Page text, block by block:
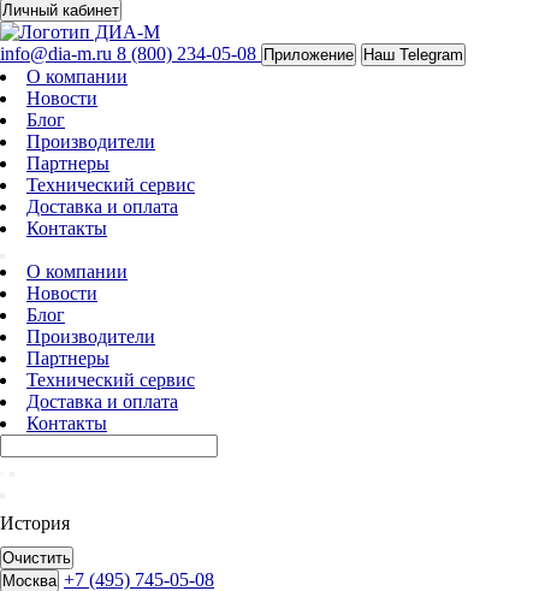
Личный кабинет
info@dia-m.ru 8 (800) 234-05-08 Приложение Наш Telegram
О компании
Новости
Блог
Производители
Партнеры
Технический сервис
Доставка и оплата
Контакты
О компании
Новости
Блог
Производители
Партнеры
Технический сервис
Доставка и оплата
Контакты
История
Очистить
Москва +7 (495) 745-05-08